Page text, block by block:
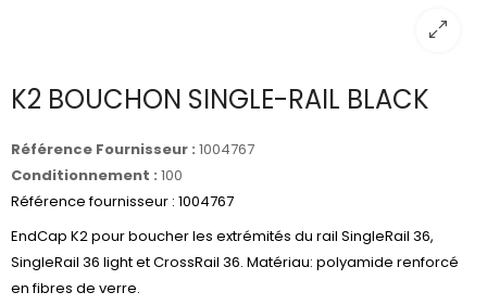
K2 BOUCHON SINGLE-RAIL BLACK
Référence Fournisseur : 1004767
Conditionnement : 100
Référence fournisseur : 1004767
EndCap K2 pour boucher les extrémités du rail SingleRail 36,
SingleRail 36 light et CrossRail 36. Matériau: polyamide renforcé
en fibres de verre.